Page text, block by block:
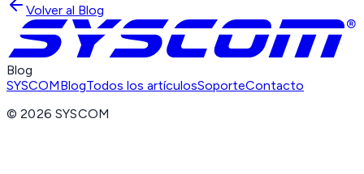
Volver al Blog
Blog
SYSCOMBlogTodos los artículosSoporteContacto
©2026 SYSCOM